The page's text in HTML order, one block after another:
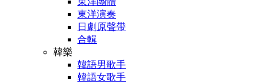
東洋演奏
日劇原聲帶
合輯
韓樂
韓語男歌手
韓語女歌手